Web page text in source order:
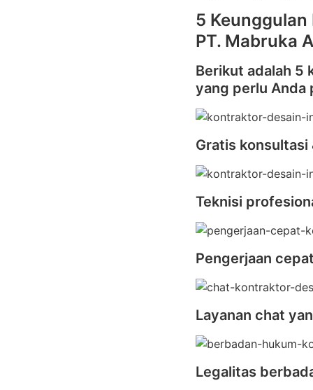
5
PT. Mabruka
Berikut adalah 5
yang perlu Anda
Gratis konsultasi
Teknisi
Pengerjaan
Layanan chat
Legalitas